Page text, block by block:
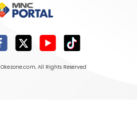
Okezone.com, All Rights Reserved